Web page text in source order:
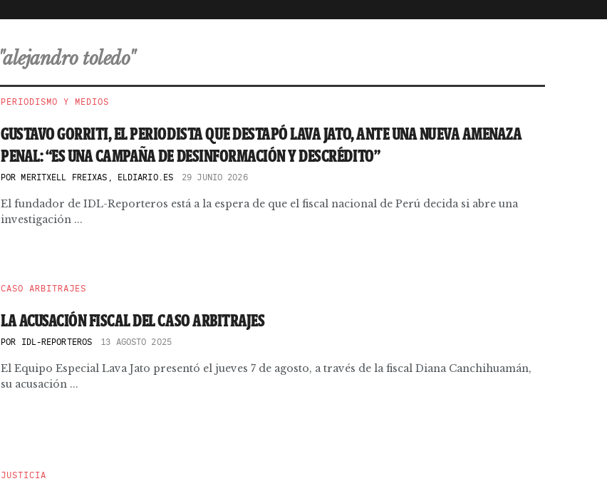
"alejandro toledo"
PERIODISMO Y MEDIOS
GUSTAVO GORRITI, EL PERIODISTA QUE DESTAPÓ LAVA JATO, ANTE UNA NUEVA AMENAZA
PENAL: “ES UNA CAMPAÑA DE DESINFORMACIÓN Y DESCRÉDITO”
POR MERITXELL FREIXAS, ELDIARIO.ES 29 JUNIO 2026
El fundador de IDL-Reporteros está a la espera de que el fiscal nacional de Perú decida si abre una
investigación ...
CASO ARBITRAJES
LA ACUSACIÓN FISCAL DEL CASO ARBITRAJES
POR IDL-REPORTEROS 13 AGOSTO 2025
El Equipo Especial Lava Jato presentó el jueves 7 de agosto, a través de la fiscal Diana Canchihuamán,
su acusación ...
JUSTICIA